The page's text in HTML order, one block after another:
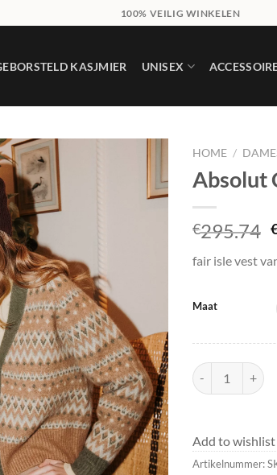
100% VEILIG WINKELEN
KASJMIER UNISEX
Add to
HOME /
Absolut
€295.74
fair isle vest
Maat
Absolut
Add to wishlist
Artikelnummer: